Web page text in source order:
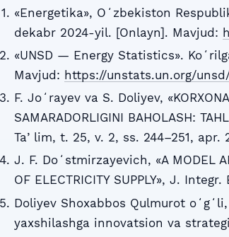
«Energetika», Oʻzbekiston
dekabr 2024-yil. [Onlayn]. Mavjud:
«UNSD — Energy Statistics».
Mavjud: https://unstats.un.org/
F. Joʻrayev va S. Doliyev,
SAMARADORLIGINI BAHOLASH:
Taʼlim, t. 25, v. 2, ss. 244–251, apr.
J. F. Doʻstmirzayevich, «A MODEL
OF ELECTRICITY SUPPLY», J.
Doliyev Shoxabbos Qulmurot
yaxshilashga innovatsion va